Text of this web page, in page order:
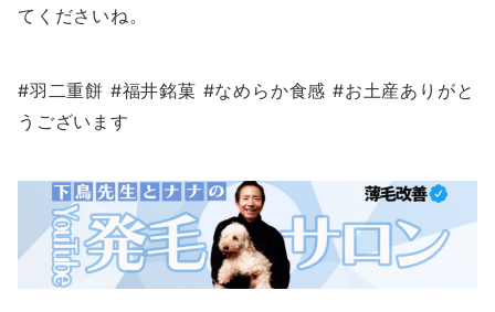
てくださいね。
#羽二重餅 #福井銘菓 #なめらか食感 #お土産ありがと
うございます